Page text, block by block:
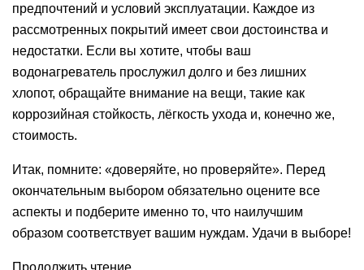
предпочтений и условий эксплуатации. Каждое из
рассмотренных покрытий имеет свои достоинства и
недостатки. Если вы хотите, чтобы ваш
водонагреватель прослужил долго и без лишних
хлопот, обращайте внимание на вещи, такие как
коррозийная стойкость, лёгкость ухода и, конечно же,
стоимость.
Итак, помните: «доверяйте, но проверяйте». Перед
окончательным выбором обязательно оцените все
аспекты и подберите именно то, что наилучшим
образом соответствует вашим нуждам. Удачи в выборе!
Продолжить чтение